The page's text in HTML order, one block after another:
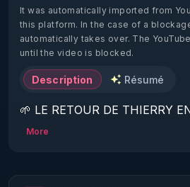
It was automatically imported from
this platform. In the case of a
automatically takes over. The
until the video is blocked.
Description Résumé
🌱 LE RETOUR DE THIERRY
2022)!
https://www.rgnr.fr/
More